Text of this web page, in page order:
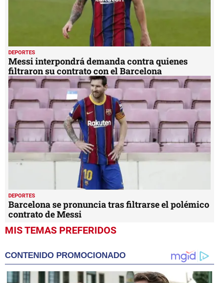
DEPORTES
Messi interpondrá demanda contra quienes
filtraron su contrato con el Barcelona
DEPORTES
Barcelona se pronuncia tras filtrarse el polémico
contrato de Messi
MIS TEMAS PREFERIDOS
CONTENIDO PROMOCIONADO